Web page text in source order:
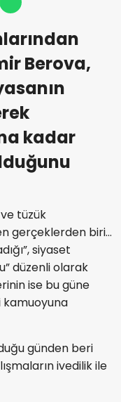
Berova,
kadar
ve tüzük
gerçeklerden biri…
siyaset
düzenli olarak
ise bu güne
günden beri
ivedilik ile